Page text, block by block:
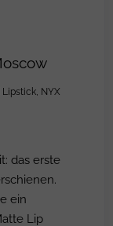
Lipstick NYX
das erste
ein
Lip